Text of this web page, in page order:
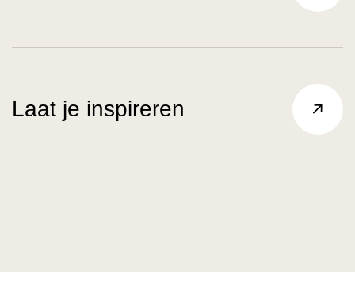
Laat je inspireren